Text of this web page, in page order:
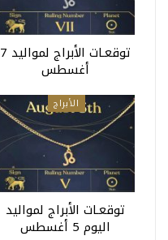
توقعـات الأبراج لمواليد 7
أغسطس
الأبراج
توقعـات الأبراج لمواليد
اليوم 5 أغسطس